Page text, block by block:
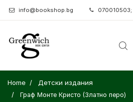
info@bookshop.bg
Home Детски издания
Граф Монте Кристо (Златно перо)